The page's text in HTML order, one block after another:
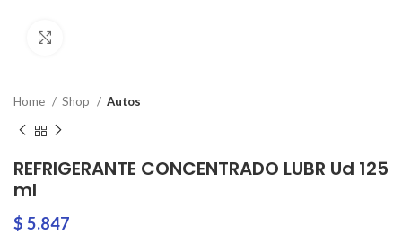
Home Shop Autos
REFRIGERANTE CONCENTRADO LUBR Ud 125
ml
$ 5.847